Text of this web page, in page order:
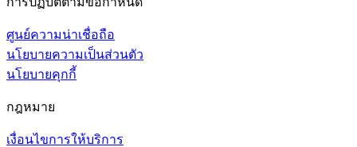
ศูนย์ความน่าเชื่อถือ
นโยบายความเป็นส่วนตัว
นโยบายคุกกี้
กฎหมาย
เงื่อนไขการให้บริการ